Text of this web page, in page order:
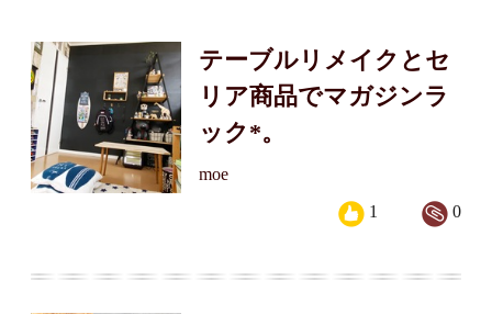
テーブルリメイクとセ
リア商品でマガジンラ
ック*。
moe
0
1